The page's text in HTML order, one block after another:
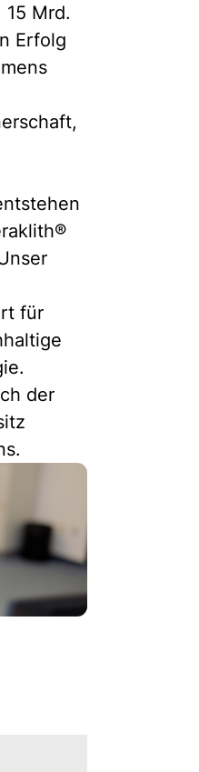
Mrd.
Erfolg
für
der